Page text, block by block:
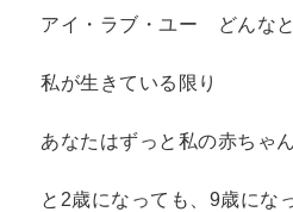
アイ・ラブ・ユー どんな
私が生きている限り
あなたはずっと私の赤ちゃん
と2歳になっても、9歳にな